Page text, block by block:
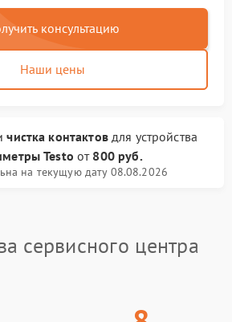
консультацию
Наши цены
чистка контактовдля устройства
Testo от 800 руб.
на текущую дату 08.08.2026
сервисного центра